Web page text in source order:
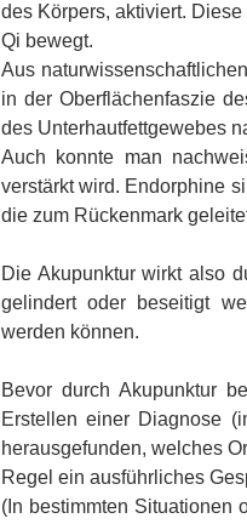
des Körpers, aktiviert.
Qi bewegt.
Aus
in der Oberflächenfaszie
des Unterhautfettgewebes
Auch konnte man
verstärkt wird. Endorphine
die zum Rückenmark
Die Akupunktur wirkt also
gelindert oder beseitigt
werden können.
Bevor durch Akupunktur
Erstellen einer Diagnose
herausgefunden, welches
Regel ein ausführliches
(In bestimmten Situationen